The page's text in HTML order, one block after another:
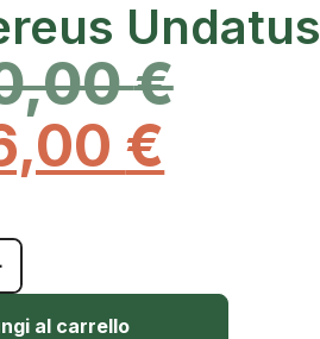
Undatus
€
€
al carrello